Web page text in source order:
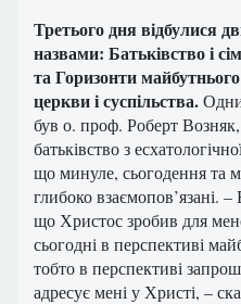
Третього дня відбулися
назвами: Батьківство і
та Горизонти
церкви і суспільства.
був о. проф. Роберт
батьківство з
що минуле, сьогодення та
глибоко взаємопов’язані.
що Христос зробив для
сьогодні в перспективі
тобто в перспективі
адресує мені у Христі, –